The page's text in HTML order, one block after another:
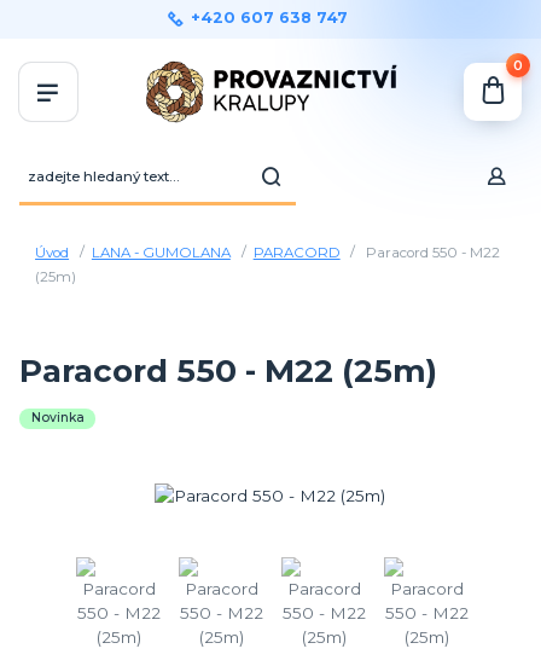
+420 607 638 747
0
Úvod LANA - GUMOLANA PARACORD
Paracord 550 - M22
(25m)
Paracord 550 - M22 (25m)
Novinka